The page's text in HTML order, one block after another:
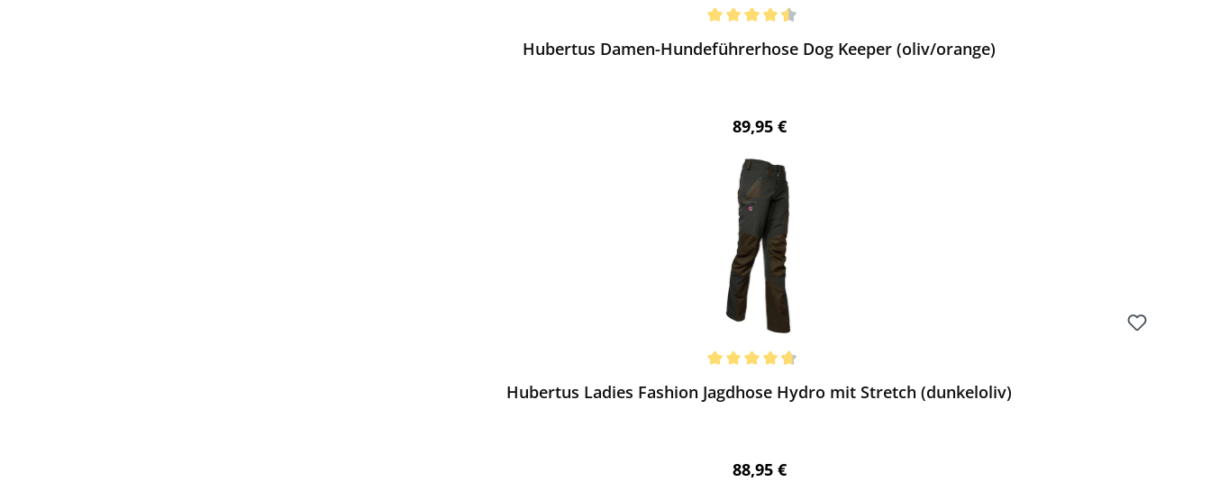
Hubertus Damen-Hundeführerhose Dog Keeper (oliv/orange)
Regulärer Preis:
89,95 €
Hubertus Ladies Fashion Jagdhose Hydro mit Stretch (dunkeloliv)
Regulärer Preis:
88,95 €